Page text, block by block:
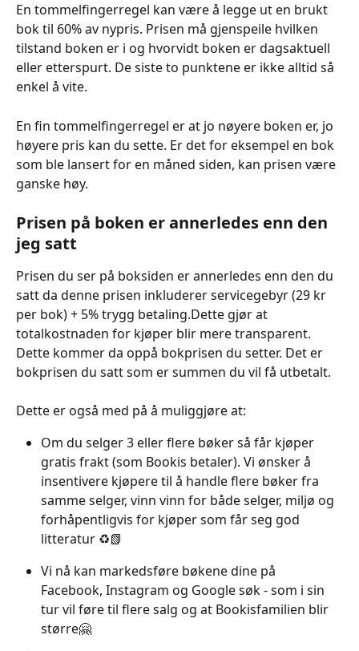
En tommelfingerregel kan være å legge ut en brukt
bok til 60% av nypris. Prisen må gjenspeile hvilken
tilstand boken er i og hvorvidt boken er dagsaktuell
eller etterspurt. De siste to punktene er ikke alltid så
enkel å vite.
En fin tommelfingerregel er at jo nøyere boken er, jo
høyere pris kan du sette. Er det for eksempel en bok
som ble lansert for en måned siden, kan prisen være
ganske høy.
Prisen på boken er annerledes enn den
jeg satt
Prisen du ser på boksiden er annerledes enn den du
satt da denne prisen inkluderer servicegebyr (29 kr
per bok) + 5% trygg betaling.Dette gjør at
totalkostnaden for kjøper blir mere transparent.
Dette kommer da oppå bokprisen du setter. Det er
bokprisen du satt som er summen du vil få utbetalt.
Dette er også med på å muliggjøre at:
Om du selger 3 eller flere bøker så får kjøper
gratis frakt (som Bookis betaler). Vi ønsker å
insentivere kjøpere til å handle flere bøker fra
samme selger, vinn vinn for både selger, miljø og
forhåpentligvis for kjøper som får seg god
litteratur ♻️📗
Vi nå kan markedsføre bøkene dine på
Facebook, Instagram og Google søk - som i sin
tur vil føre til flere salg og at Bookisfamilien blir
større🤗